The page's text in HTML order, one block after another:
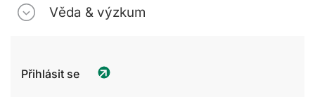
Věda & výzkum
Přihlásit se